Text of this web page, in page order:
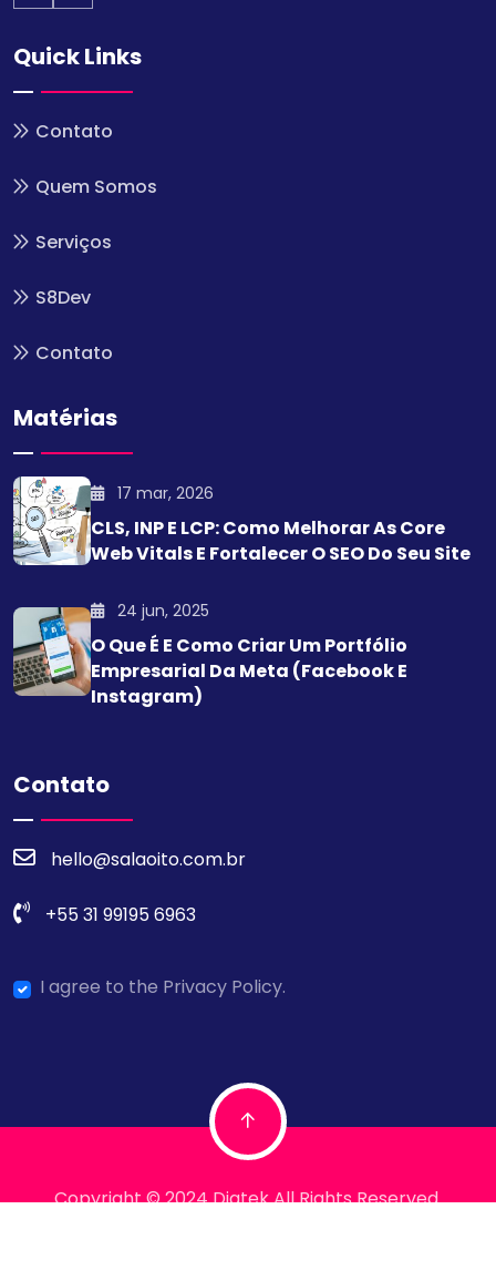
Quick Links
Contato
Quem Somos
Serviços
S8Dev
Contato
Matérias
17 mar, 2026
CLS, INP E LCP: Como Melhorar As Core
Web Vitals E Fortalecer O SEO Do Seu Site
24 jun, 2025
O Que É E Como Criar Um Portfólio
Empresarial Da Meta (Facebook E
Instagram)
Contato
hello@salaoito.com.br
+55 31 99195 6963
I agree to the Privacy Policy.
Copyright © 2024 Digtek All Rights Reserved.